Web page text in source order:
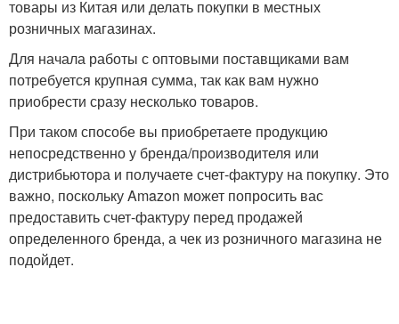
товары из Китая или делать покупки в местных
розничных магазинах.
Для начала работы с оптовыми поставщиками вам
потребуется крупная сумма, так как вам нужно
приобрести сразу несколько товаров.
При таком способе вы приобретаете продукцию
непосредственно у бренда/производителя или
дистрибьютора и получаете счет-фактуру на покупку. Это
важно, поскольку Amazon может попросить вас
предоставить счет-фактуру перед продажей
определенного бренда, а чек из розничного магазина не
подойдет.